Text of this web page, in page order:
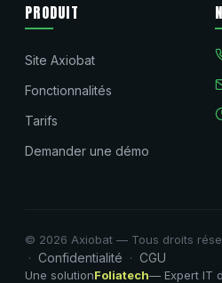
PRODUIT
Site Axiobat
Fonctionnalités
Tarifs
Demander une démo
© 2026 Axiobat — Tous droits
· Confidentialité · CGU
Une solutionFoliatech— Expert IT